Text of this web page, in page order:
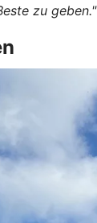
zu geben."